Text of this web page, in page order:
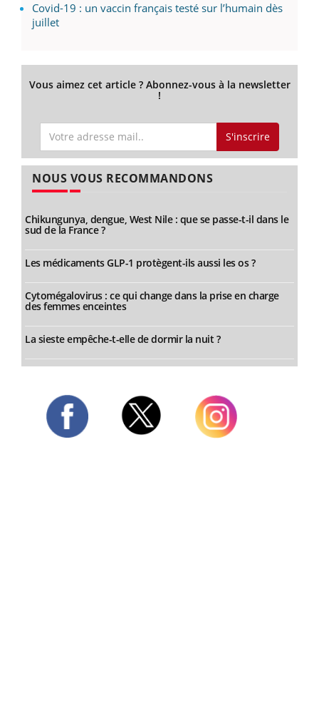
Covid-19 : un vaccin français testé sur l’humain dès
juillet
Vous aimez cet article ? Abonnez-vous à la newsletter
!
S'inscrire
NOUS VOUS RECOMMANDONS
Chikungunya, dengue, West Nile : que se passe-t-il dans le
sud de la France ?
Les médicaments GLP-1 protègent-ils aussi les os ?
Cytomégalovirus : ce qui change dans la prise en charge
des femmes enceintes
La sieste empêche-t-elle de dormir la nuit ?